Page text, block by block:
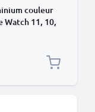
couleur
11, 10,
40mm, 42mm,